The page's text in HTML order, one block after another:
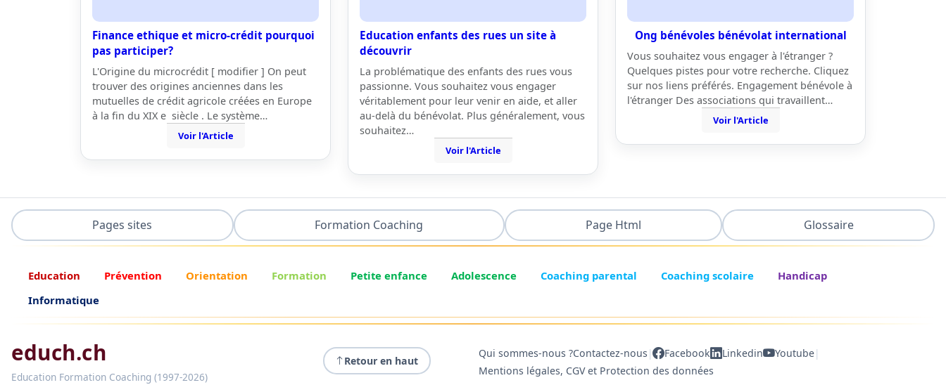
Finance ethique et micro-crédit pourquoi
pas participer?
L'Origine du microcrédit [ modifier ] On peut
trouver des origines anciennes dans les
mutuelles de crédit agricole créées en Europe
à la fin du XIX e siècle . Le système…
Voir l'Article
Education enfants des rues un site à
découvrir
La problématique des enfants des rues vous
passionne. Vous souhaitez vous engager
véritablement pour leur venir en aide, et aller
au-delà du bénévolat. Plus généralement, vous
souhaitez…
Voir l'Article
Ong bénévoles bénévolat international
Vous souhaitez vous engager à l'étranger ?
Quelques pistes pour votre recherche. Cliquez
sur nos liens préférés. Engagement bénévole à
l'étranger Des associations qui travaillent…
Voir l'Article
Pages sites Formation Coaching Page Html Glossaire
Education Prévention Orientation Formation Petite enfance Adolescence Coaching parental Coaching scolaire
Handicap
Informatique
educh.ch
Education Formation Coaching (1997-2026)
Retour en haut
Qui sommes-nous ?Contactez-nous | Facebook Linkedin Youtube|
Mentions légales, CGV et Protection des données